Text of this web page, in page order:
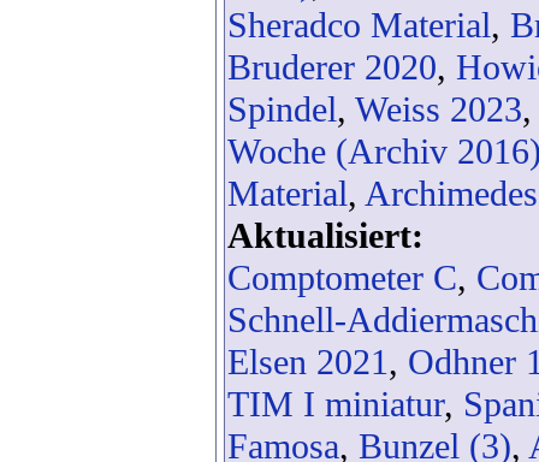
Sheradco Material,
Bruderer 2020,
Spindel, Weiss 2023
Woche (Archiv
Material,
Aktualisiert:
Comptometer C,
Schnell-
Elsen 2021, Odhner
TIM I miniatur,
Famosa, Bunzel (3),